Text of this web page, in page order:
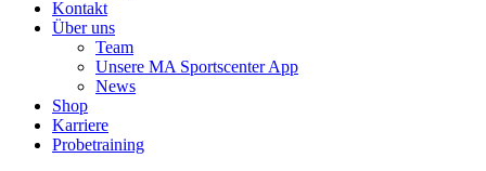
Kontakt
Über uns
Team
Unsere MA Sportscenter App
News
Shop
Karriere
Probetraining